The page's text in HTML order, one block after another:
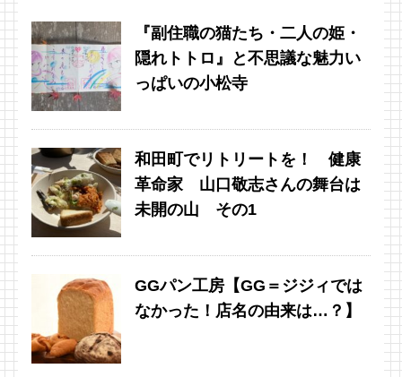
『副住職の猫たち・二人の姫・
隠れトトロ』と不思議な魅力い
っぱいの小松寺
和田町でリトリートを！ 健康
革命家 山口敬志さんの舞台は
未開の山 その1
GGパン工房【GG＝ジジィでは
なかった！店名の由来は…？】